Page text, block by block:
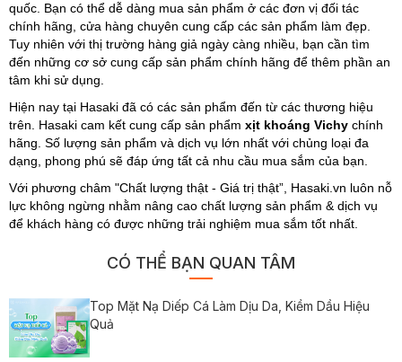
quốc. Bạn có thể dễ dàng mua sản phẩm ở các đơn vị đối tác
chính hãng, cửa hàng chuyên cung cấp các sản phẩm làm đẹp.
Tuy nhiên với thị trường hàng giả ngày càng nhiều, bạn cần tìm
đến những cơ sở cung cấp sản phẩm chính hãng để thêm phần an
tâm khi sử dụng.
Hiện nay tại Hasaki đã có các sản phẩm đến từ các thương hiệu
trên. Hasaki cam kết cung cấp sản phẩm xịt khoáng Vichy chính
hãng. Số lượng sản phẩm và dịch vụ lớn nhất với chủng loại đa
dạng, phong phú sẽ đáp ứng tất cả nhu cầu mua sắm của bạn.
Với phương châm "Chất lượng thật - Giá trị thật”, Hasaki.vn luôn nỗ
lực không ngừng nhằm nâng cao chất lượng sản phẩm & dịch vụ
để khách hàng có được những trải nghiệm mua sắm tốt nhất.
CÓ THỂ BẠN QUAN TÂM
Top Mặt Nạ Diếp Cá Làm Dịu Da, Kiềm Dầu Hiệu
Quả